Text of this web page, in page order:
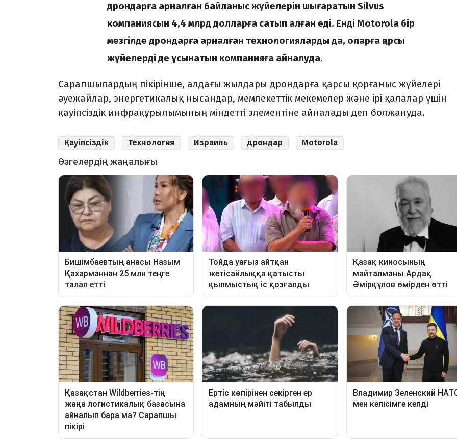
дрондарға арналған байланыс жүйелерін шығаратын Silvus
компаниясын 4,4 млрд долларға сатып алған еді. Енді Motorola бір
мезгілде дрондарға арналған технологияларды да, оларға қарсы
жүйелерді де ұсынатын компанияға айналуда.
Сарапшылардың пікірінше, алдағы жылдары дрондарға қарсы қорғаныс жүйелері
әуежайлар, энергетикалық нысандар, мемлекеттік мекемелер және ірі қалалар үшін
қауіпсіздік инфрақұрылымының міндетті элементіне айналады деп болжануда.
Қауіпсіздік Технология Израиль дрондар Motorola